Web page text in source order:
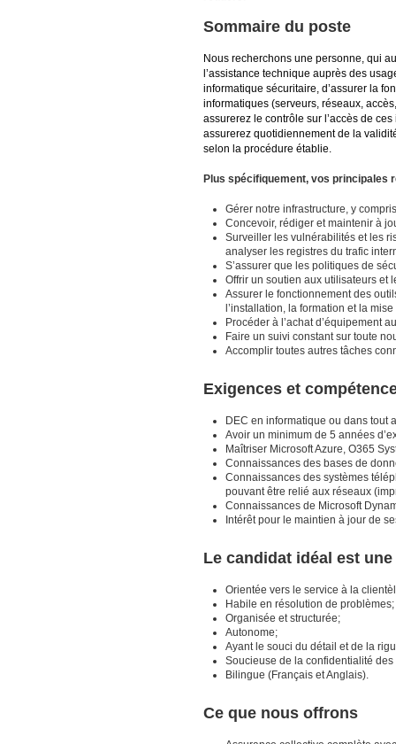
Sommaire du poste
Nous recherchons une personne, qui
l’assistance technique auprès des
informatique sécuritaire, d’assurer la
informatiques (serveurs, réseaux,
assurerez le contrôle sur l’accès de
assurerez quotidiennement de la
selon la procédure établie.
Plus spécifiquement, vos principales
Gérer notre infrastructure, y
Concevoir, rédiger et maintenir à
Surveiller les vulnérabilités et les
analyser les registres du trafic
S’assurer que les politiques de
Offrir un soutien aux utilisateurs et
Assurer le fonctionnement des
l’installation, la formation et la
Procéder à l’achat d’équipement
Faire un suivi constant sur toute
Accomplir toutes autres tâches
Exigences et
DEC en informatique ou dans tout
Avoir un minimum de 5 années
Maîtriser Microsoft Azure, O365
Connaissances des bases de
Connaissances des systèmes
pouvant être relié aux réseaux
Connaissances de Microsoft
Intérêt pour le maintien à jour de
Le candidat idéal est
Orientée vers le service à la
Habile en résolution de problèmes;
Organisée et structurée;
Autonome;
Ayant le souci du détail et de la
Soucieuse de la confidentialité des
Bilingue (Français et Anglais).
Ce que nous offrons